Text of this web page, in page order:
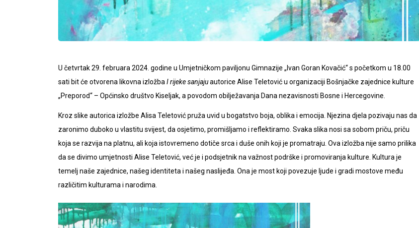
U četvrtak 29. februara 2024. godine u Umjetničkom paviljonu Gimnazije „Ivan Goran Kovačić“ s početkom u 18.00
sati bit će otvorena likovna izložba I rijeke sanjajuautorice Alise Teletović u organizaciji Bošnjačke zajednice kulture
„Preporod“ – Općinsko društvo Kiseljak, a povodom obilježavanja Dana nezavisnosti Bosne i Hercegovine.
Kroz slike autorica izložbe Alisa Teletović pruža uvid u bogatstvo boja, oblika i emocija. Njezina djela pozivaju nas da
zaronimo duboko u vlastitu svijest, da osjetimo, promišljamo i reflektiramo. Svaka slika nosi sa sobom priču, priču
koja se razvija na platnu, ali koja istovremeno dotiče srca i duše onih koji je promatraju. Ova izložba nije samo prilika
da se divimo umjetnosti Alise Teletović, već je i podsjetnik na važnost podrške i promoviranja kulture. Kultura je
temelj naše zajednice, našeg identiteta i našeg naslijeđa. Ona je most koji povezuje ljude i gradi mostove među
različitim kulturama i narodima.